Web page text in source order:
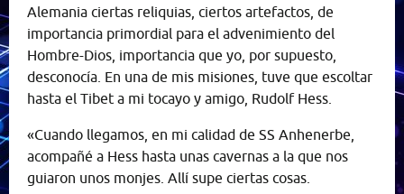
Alemania ciertas reliquias, ciertos artefactos, de
importancia primordial para el advenimiento del
Hombre-Dios, importancia que yo, por supuesto,
desconocía. En una de mis misiones, tuve que escoltar
hasta el Tibet a mi tocayo y amigo, Rudolf Hess.
«Cuando llegamos, en mi calidad de SS Anhenerbe,
acompañé a Hess hasta unas cavernas a la que nos
guiaron unos monjes. Allí supe ciertas cosas.